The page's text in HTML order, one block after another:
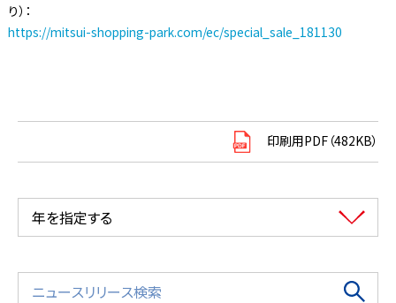
り）：
https://mitsui-shopping-park.com/ec/special_sale_181130
印刷用PDF（482KB）
年を指定する